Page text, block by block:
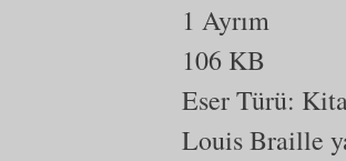
1 Ayrım
106 KB
Eser Türü:
Louis Braille